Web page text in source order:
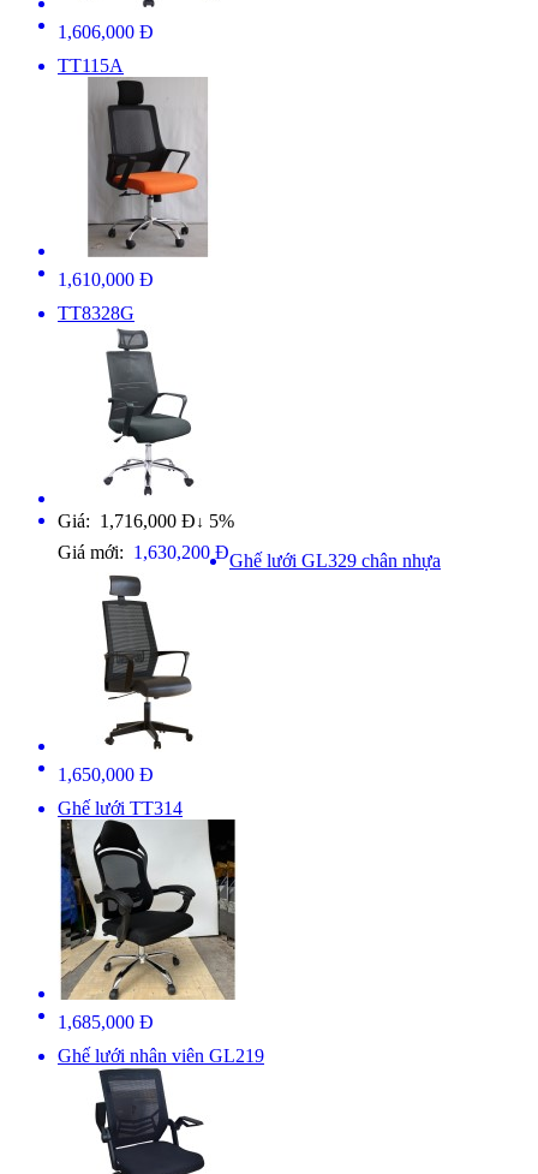
1,606,000 Đ
TT115A
1,610,000 Đ
TT8328G
Giá: 1,716,000 Đ ↓ 5%
Giá mới: 1,630,200 ĐGhế lưới GL329 chân nhựa
1,650,000 Đ
Ghế lưới TT314
1,685,000 Đ
Ghế lưới nhân viên GL219